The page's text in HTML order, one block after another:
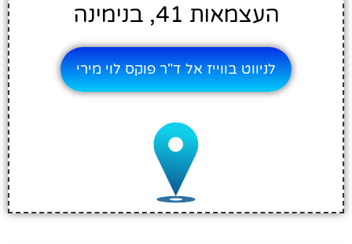
העצמאות 41, בנימינה
לניווט בווייז אל ד"ר פוקס לוי מירי